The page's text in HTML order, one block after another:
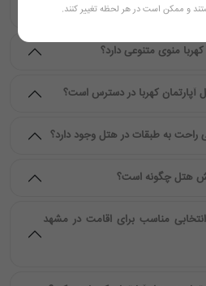
آپارتمان‌های هتل فراهم است؟
منوی متنوعی دارد؟
آپارتمان کهربا در دسترس است؟
راحت به طبقات در هتل وجود دارد؟
هتل چگونه است؟
انتخابی مناسب برای اقامت در مشهد
و ممکن است در هر لحظه تغییر کنند.